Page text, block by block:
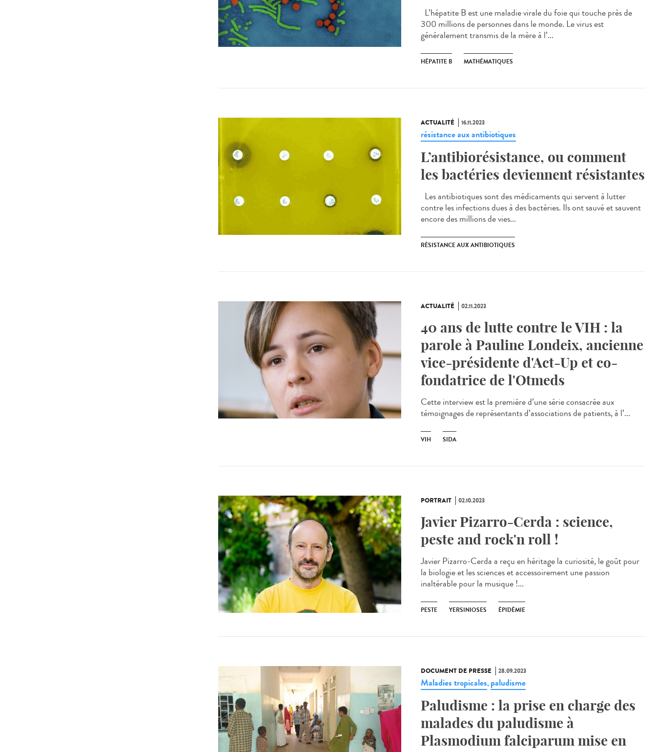
L’hépatite B est une maladie virale du foie qui touche près de
300 millions de personnes dans le monde. Le virus est
généralement transmis de la mère à l’...
HÉPATITE B MATHÉMATIQUES
ACTUALITÉ 16.11.2023
résistance aux antibiotiques
L’antibiorésistance, ou comment
les bactéries deviennent résistantes
Les antibiotiques sont des médicaments qui servent à lutter
contre les infections dues à des bactéries. Ils ont sauvé et sauvent
encore des millions de vies...
RÉSISTANCE AUX ANTIBIOTIQUES
ACTUALITÉ 02.11.2023
40 ans de lutte contre le VIH : la
parole à Pauline Londeix, ancienne
vice-présidente d'Act-Up et co-
fondatrice de l'Otmeds
Cette interview est la première d’une série consacrée aux
témoignages de représentants d’associations de patients, à l’...
VIH SIDA
PORTRAIT 02.10.2023
Javier Pizarro-Cerda : science,
peste and rock'n roll !
Javier Pizarro-Cerda a reçu en héritage la curiosité, le goût pour
la biologie et les sciences et accessoirement une passion
inaltérable pour la musique !...
PESTE YERSINIOSES ÉPIDÉMIE
DOCUMENT DE PRESSE 28.09.2023
Maladies tropicales, paludisme
Paludisme : la prise en charge des
malades du paludisme à
Plasmodium falciparum mise en